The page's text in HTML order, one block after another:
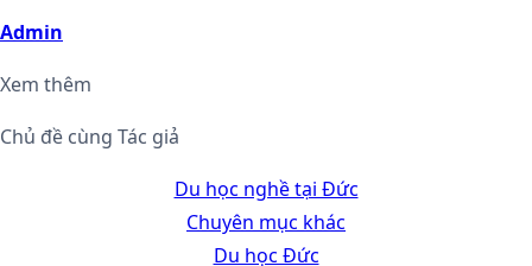
Admin
Xem thêm
Chủ đề cùng Tác giả
Du học nghề tại Đức
Chuyên mục khác
Du học Đức